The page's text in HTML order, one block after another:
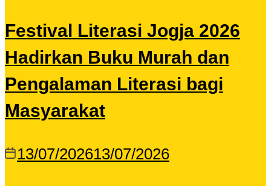
Festival Literasi Jogja 2026
Hadirkan Buku Murah dan
Pengalaman Literasi bagi
Masyarakat
13/07/202613/07/2026